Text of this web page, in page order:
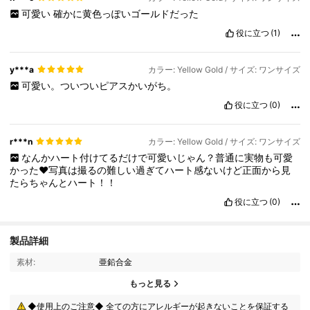
可愛い 確かに黄色っぽいゴールドだった
役に立つ (1)
y***a カラー: Yellow Gold / サイズ: ワンサイズ
可愛い。ついついピアスかいがち。
役に立つ (0)
r***n カラー: Yellow Gold / サイズ: ワンサイズ
なんかハート付けてるだけで可愛いじゃん？普通に実物も可愛
かった❤️写真は撮るの難しい過ぎてハート感ないけど正面から見
たらちゃんとハート！！
役に立つ (0)
製品詳細
素材: 亜鉛合金
もっと見る
◆使用上のご注意◆ 全ての方にアレルギーが起きないことを保証する
7.9K フォロワー